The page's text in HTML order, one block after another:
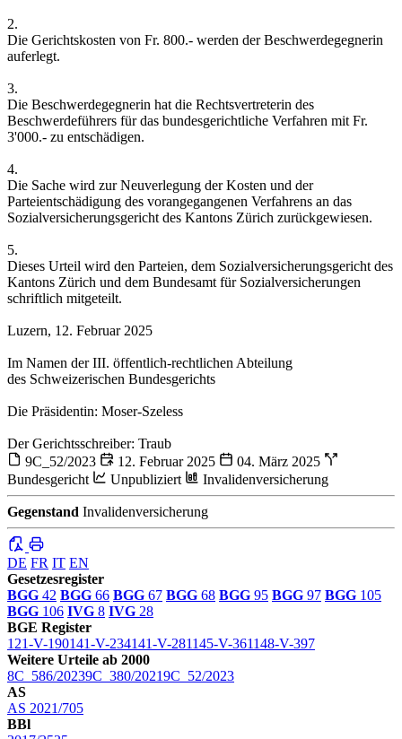
2.
Die Gerichtskosten von Fr. 800.- werden der Beschwerdegegnerin
auferlegt.
3.
Die Beschwerdegegnerin hat die Rechtsvertreterin des
Beschwerdeführers für das bundesgerichtliche Verfahren mit Fr.
3'000.- zu entschädigen.
4.
Die Sache wird zur Neuverlegung der Kosten und der
Parteientschädigung des vorangegangenen Verfahrens an das
Sozialversicherungsgericht des Kantons Zürich zurückgewiesen.
5.
Dieses Urteil wird den Parteien, dem Sozialversicherungsgericht des
Kantons Zürich und dem Bundesamt für Sozialversicherungen
schriftlich mitgeteilt.
Luzern, 12. Februar 2025
Im Namen der III. öffentlich-rechtlichen Abteilung
des Schweizerischen Bundesgerichts
Die Präsidentin: Moser-Szeless
Der Gerichtsschreiber: Traub
9C_52/2023
12. Februar 2025
04. März 2025
Bundesgericht
Unpubliziert Invalidenversicherung
Gegenstand Invalidenversicherung
DE FR IT EN
Gesetzesregister
BGG 42 BGG 66 BGG 67 BGG 68 BGG 95 BGG 97 BGG 105
BGG 106 IVG 8 IVG 28
BGE Register
121-V-190141-V-234141-V-281145-V-361148-V-397
Weitere Urteile ab 2000
8C_586/20239C_380/20219C_52/2023
AS
AS 2021/705
BBl